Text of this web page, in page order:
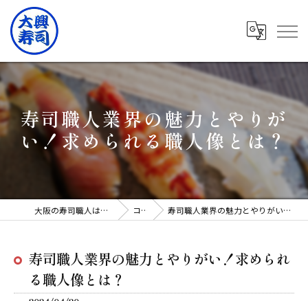
寿司職人業界の魅力とやりが
い！求められる職人像とは？
大阪の寿司職人は有限会社大興寿司 コラム 寿司職人業界の魅力とやりがい！求められる職人像とは？
寿司職人業界の魅力とやりがい！求められ
る職人像とは？